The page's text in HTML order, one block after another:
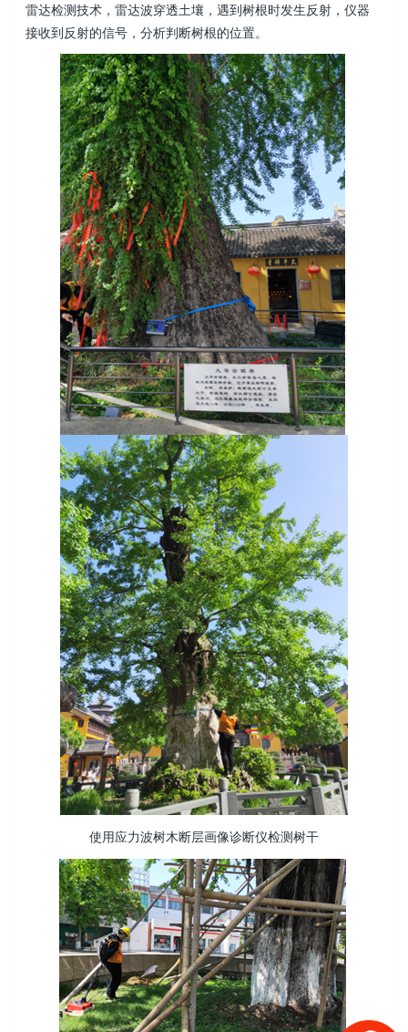
雷达检测技术，雷达波穿透土壤，遇到树根时发生反射，仪器
接收到反射的信号，分析判断树根的位置。
使用应力波树木断层画像诊断仪检测树干